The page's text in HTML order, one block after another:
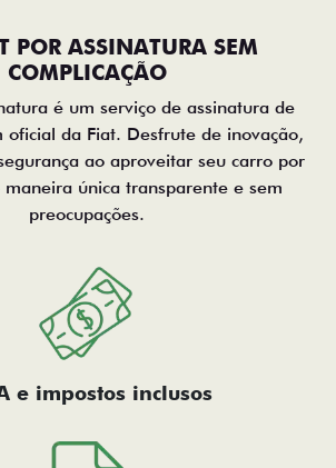
POR ASSINATURA SEM
COMPLICAÇÃO
é um serviço de assinatura de
oficial da Fiat. Desfrute de inovação,
ao aproveitar seu carro por
maneira única transparente e sem
preocupações.
e impostos inclusos